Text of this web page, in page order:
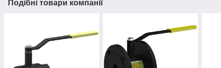
Подібні товари компанії